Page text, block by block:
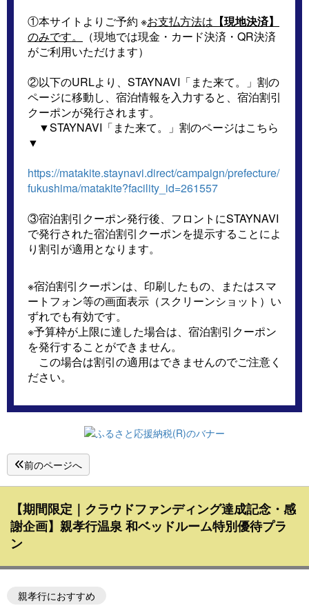
①本サイトよりご予約 ※お支払方法は 【現地決済】
のみです。
（現地では現金・カード決済・QR決済
がご利用いただけます）
②以下のURLより、STAYNAVI「また来て。」割の
ページに移動し、宿泊情報を入力すると、宿泊割引
クーポンが発行されます。
▼STAYNAVI「また来て。」割のページはこちら
▼
https://matakite.staynavi.direct/campaign/prefecture/
fukushima/matakite?facility_id=261557
③宿泊割引クーポン発行後、フロントにSTAYNAVI
で発行された宿泊割引クーポンを提示することによ
り割引が適用となります。
※宿泊割引クーポンは、印刷したもの、またはスマ
ートフォン等の画面表示（スクリーンショット）い
ずれでも有効です。
※予算枠が上限に達した場合は、宿泊割引クーポン
を発行することができません。
この場合は割引の適用はできませんのでご注意く
ださい。
前のページへ
【期間限定｜クラウドファンディング達成記念・感
謝企画】親孝行温泉 和ベッドルーム特別優待プラ
ン
親孝行におすすめ